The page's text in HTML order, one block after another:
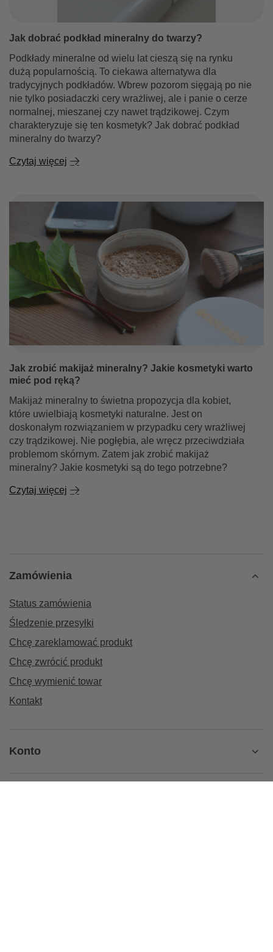
Jak dobrać podkład mineralny do twarzy?
Podkłady mineralne od wielu lat cieszą się na rynku
dużą popularnością. To ciekawa alternatywa dla
tradycyjnych podkładów. Wbrew pozorom sięgają po nie
nie tylko posiadaczki cery wrażliwej, ale i panie o cerze
normalnej, mieszanej czy nawet trądzikowej. Czym
charakteryzuje się ten kosmetyk? Jak dobrać podkład
mineralny do twarzy?
Czytaj więcej
Jak zrobić makijaż mineralny? Jakie kosmetyki warto
mieć pod ręką?
Makijaż mineralny to świetna propozycja dla kobiet,
które uwielbiają kosmetyki naturalne. Jest on
doskonałym rozwiązaniem w przypadku cery wrażliwej
czy trądzikowej. Nie pogłębia, ale wręcz przeciwdziała
problemom skórnym. Zatem jak zrobić makijaż
mineralny? Jakie kosmetyki są do tego potrzebne?
Czytaj więcej
Zamówienia
Status zamówienia
Śledzenie przesyłki
Chcę zareklamować produkt
Chcę zwrócić produkt
Chcę wymienić towar
Kontakt
Konto